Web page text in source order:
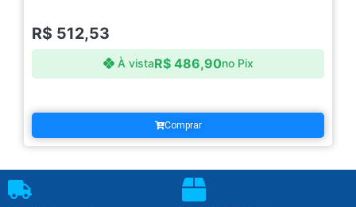
R$ 512,53
À vistaR$486,90no Pix
Comprar